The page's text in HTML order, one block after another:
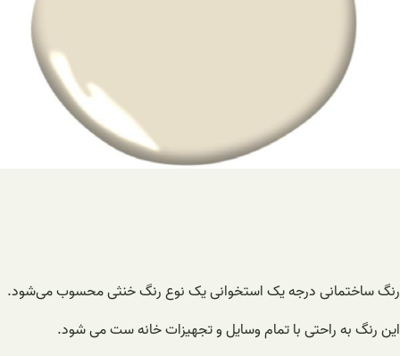
رنگ ساختمانی درجه یک استخوانی یک نوع رنگ خنثی محسوب می‌شود.‌
این رنگ به راحتی با تمام وسایل و تجهیزات خانه ست می شود.